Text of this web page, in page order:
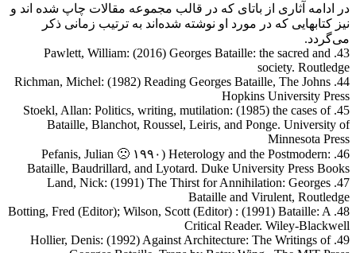
در ادامه آثاری از باتای که در قالب مجموعه مقالات چاپ شده اند و
نیز کتابهایی که در مورد او نوشته‌ شده‌اند به ترتیب زمانی ذکر
می‌گردد.
43. Pawlett, William: (2016) Georges Bataille: the sacred and
society. Routledge
44. Richman, Michel: (1982) Reading Georges Bataille, The Johns
Hopkins University Press
45. Stoekl, Allan: Politics, writing, mutilation: (1985) the cases of
Bataille, Blanchot, Roussel, Leiris, and Ponge. University of
Minnesota Press
46. Pefanis, Julian 🙁 ۱۹۹۰) Heterology and the Postmodern:
Bataille, Baudrillard, and Lyotard. Duke University Press Books
47. Land, Nick: (1991) The Thirst for Annihilation: Georges
Bataille and Virulent, Routledge
48. Botting, Fred (Editor); Wilson, Scott (Editor) : (1991) Bataille: A
Critical Reader. Wiley-Blackwell
49. Hollier, Denis: (1992) Against Architecture: The Writings of